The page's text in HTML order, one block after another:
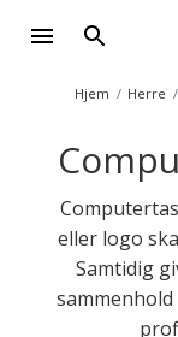
Hjem Herre
eller logo
Samtidig